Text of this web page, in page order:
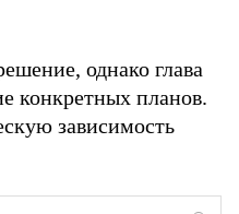
однако глава
конкретных планов.
зависимость